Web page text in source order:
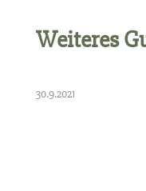
Weiteres
30.9.2021